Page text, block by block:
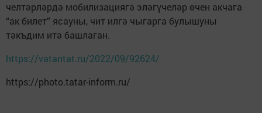
челтәрләрдә мобилизациягә эләгүчеләр өчен акчага
“ак билет” ясауны, чит илгә чыгарга булышуны
тәкъдим итә башлаган.
https://vatantat.ru/2022/09/92624/
https://photo.tatar-inform.ru/